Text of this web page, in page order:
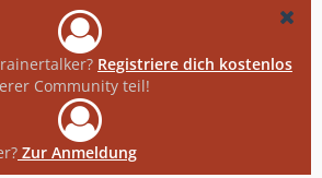
Registriere dich kostenlos
Community teil!
Zur Anmeldung